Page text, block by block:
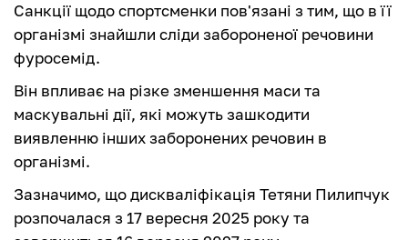
Санкції щодо спортсменки пов'язані з тим, що в її
організмі знайшли сліди забороненої речовини
фуросемід.
Він впливає на різке зменшення маси та
маскувальні дії, які можуть зашкодити
виявленню інших заборонених речовин в
організмі.
Зазначимо, що дискваліфікація Тетяни Пилипчук
розпочалася з 17 вересня 2025 року та